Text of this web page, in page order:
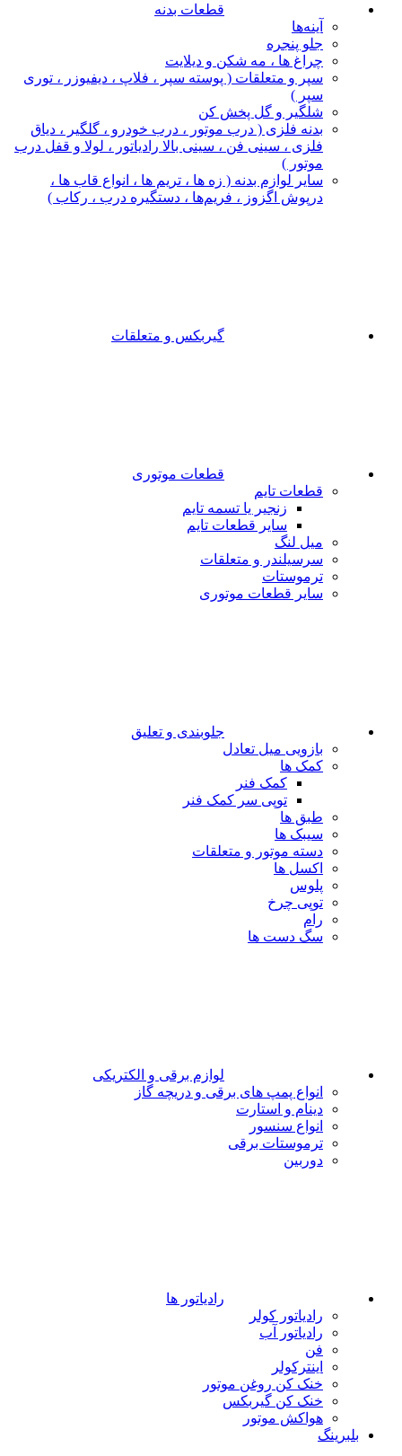
قطعات بدنه
آینه‌ها
جلو پنجره
چراغ‌ ها ، مه‌ شکن و دیلایت
سپر و متعلقات ( پوسته سپر ، فلاپ ، دیفیوزر ، توری
سپر )
شلگیر و گل‌ پخش‌ کن
بدنه فلزی ( درب موتور ، درب خودرو ، گلگیر ، دیاق
فلزی ، سینی فن ، سینی بالا رادیاتور ، لولا و قفل درب
موتور )
سایر لوازم بدنه ( زه ها ، تریم ها ، انواع قاب ها ،
درپوش اگزوز ، فریم‌ها ، دستگیره درب ، رکاب )
گیربکس و متعلقات
قطعات موتوری
قطعات تایم
زنجیر یا تسمه تایم
سایر قطعات تایم
میل لنگ
سرسیلندر و متعلقات
ترموستات
سایر قطعات موتوری
جلوبندی و تعلیق
بازویی میل تعادل
کمک ها
کمک فنر
توپی سر کمک فنر
طبق ها
سیبک ها
دسته موتور و متعلقات
اکسل ها
پلوس
توپی چرخ
رام
سگ دست ها
لوازم برقی و الکتریکی
انواع پمپ های برقی و دریچه گاز
دینام و استارت
انواع سنسور
ترموستات برقی
دوربین
رادیاتور ها
رادیاتور کولر
رادیاتور آب
فن
اینترکولر
خنک کن روغن موتور
خنک کن گیربکس
هواکش موتور
بلبرینگ